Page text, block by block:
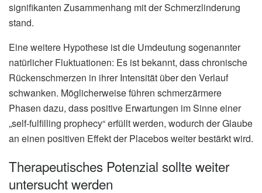
signifikanten Zusammenhang mit der Schmerzlinderung
stand.
Eine weitere Hypothese ist die Umdeutung sogenannter
natürlicher Fluktuationen: Es ist bekannt, dass chronische
Rückenschmerzen in ihrer Intensität über den Verlauf
schwanken. Möglicherweise führen schmerzärmere
Phasen dazu, dass positive Erwartungen im Sinne einer
„self-fulfilling prophecy“ erfüllt werden, wodurch der Glaube
an einen positiven Effekt der Placebos weiter bestärkt wird.
Therapeutisches Potenzial sollte weiter
untersucht werden